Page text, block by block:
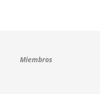
Miembros